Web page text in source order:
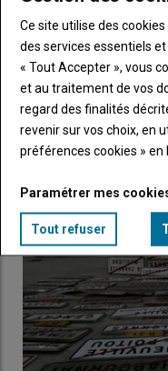
Élections chambre :
s'expriment
Il reste encore 15 jours
pour voter. Pour aider les
Ce site utilise des
des services essentiels
« Tout Accepter », vous
et au traitement de vos
regard des finalités
revenir sur vos choix, en
préférences cookies » en
Paramétrer mes
Tout refuser